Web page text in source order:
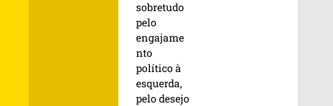
sobretudo
pelo
engajame
nto
político à
esquerda,
pelo desejo